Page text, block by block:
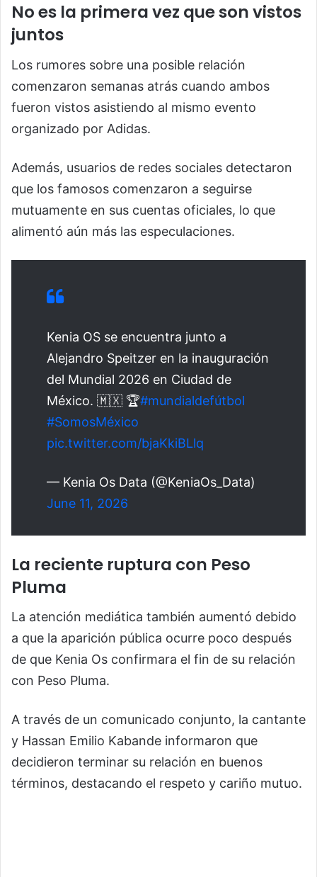
No es la primera vez que son vistos
juntos
Los rumores sobre una posible relación
comenzaron semanas atrás cuando ambos
fueron vistos asistiendo al mismo evento
organizado por Adidas.
Además, usuarios de redes sociales detectaron
que los famosos comenzaron a seguirse
mutuamente en sus cuentas oficiales, lo que
alimentó aún más las especulaciones.
Kenia OS se encuentra junto a
Alejandro Speitzer en la inauguración
del Mundial 2026 en Ciudad de
México. 🇲🇽 🏆#mundialdefútbol
#SomosMéxico
pic.twitter.com/bjaKkiBLlq
— Kenia Os Data (@KeniaOs_Data)
June 11, 2026
La reciente ruptura con Peso
Pluma
La atención mediática también aumentó debido
a que la aparición pública ocurre poco después
de que Kenia Os confirmara el fin de su relación
con Peso Pluma.
A través de un comunicado conjunto, la cantante
y Hassan Emilio Kabande informaron que
decidieron terminar su relación en buenos
términos, destacando el respeto y cariño mutuo.